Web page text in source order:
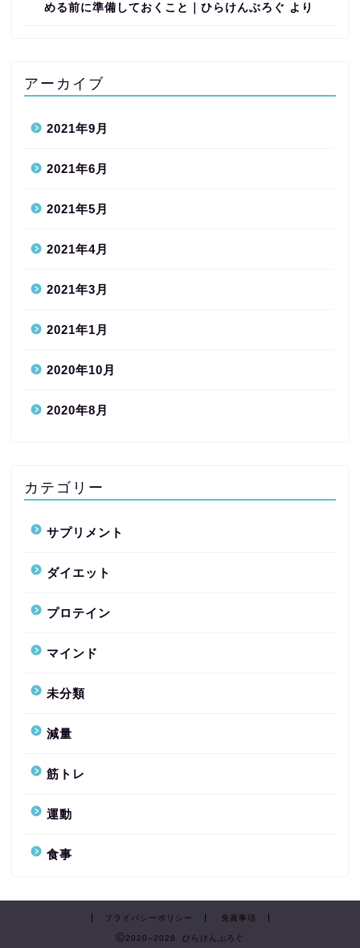
める前に準備しておくこと｜ひらけんぶろぐ より
アーカイブ
2021年9月
2021年6月
2021年5月
2021年4月
2021年3月
2021年1月
2020年10月
2020年8月
カテゴリー
サプリメント
ダイエット
プロテイン
マインド
未分類
減量
筋トレ
運動
食事
プライバシーポリシー 免責事項
2020–2026 ひらけんぶろぐ